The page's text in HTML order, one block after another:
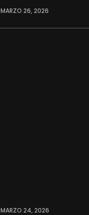
MARZO 26, 2026
MARZO 24, 2026